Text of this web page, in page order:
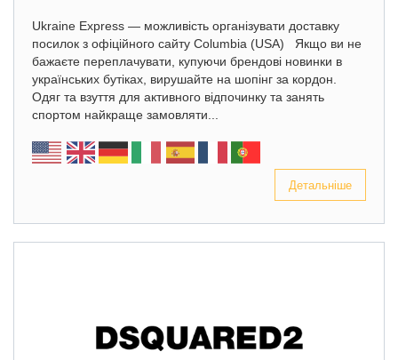
Ukraine Express — можливість організувати доставку
посилок з офіційного сайту Columbia (USA) Якщо ви не
бажаєте переплачувати, купуючи брендові новинки в
українських бутіках, вирушайте на шопінг за кордон.
Одяг та взуття для активного відпочинку та занять
спортом найкраще замовляти...
Детальніше